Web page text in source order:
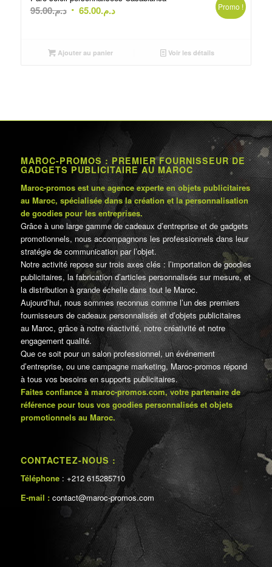
د.م.95.00
Le
était :
د.م.65.00
Le
Promo !
Ajouter au panier Voir les détails
MAROC-PROMOS : PREMIER FOURNISSEUR DE
GADGETS PUBLICITAIRE AU MAROC
Maroc-promos est une agence experte en objets publicitaires
au Maroc, spécialisée dans la création et la personnalisation
de goodies pour les entreprises.
Grâce à une large gamme de cadeaux d’entreprise et de gadgets
promotionnels, nous accompagnons les professionnels dans leur
stratégie de communication par l’objet.
Notre activité repose sur trois axes clés : l’importation de goodies
publicitaires, la fabrication d’articles personnalisés sur mesure, et
la distribution à grande échelle dans tout le Maroc.
Aujourd’hui, nous sommes reconnus comme l’un des premiers
fournisseurs de cadeaux personnalisés et d’objets publicitaires
au Maroc, grâce à notre réactivité, notre créativité et notre
engagement qualité.
Que ce soit pour un salon professionnel, un événement
d’entreprise, ou une campagne marketing, Maroc-promos répond
à tous vos besoins en supports publicitaires.
Faites confiance à maroc-promos.com, votre partenaire de
référence pour tous vos goodies personnalisés et objets
promotionnels au Maroc.
CONTACTEZ-NOUS :
Téléphone : +212 615285710
E-mail : contact@maroc-promos.com